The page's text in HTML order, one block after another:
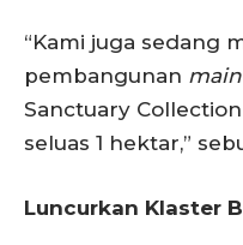
“Kami juga sedang
pembangunan
Sanctuary
seluas 1 hektar,”
Luncurkan Klaster